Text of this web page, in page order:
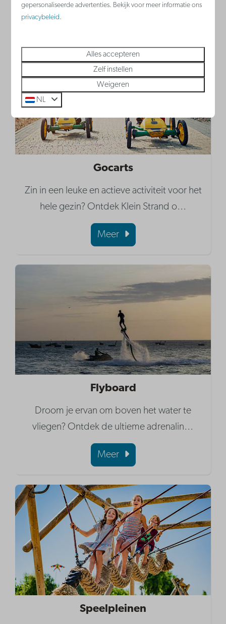
Gocarts
Zin in een leuke en actieve activiteit voor het
hele gezin? Ontdek Klein Strand o…
Meer
Flyboard
Droom je ervan om boven het water te
vliegen? Ontdek de ultieme adrenalin…
Meer
Speelpleinen
gepersonaliseerde advertenties. Bekijk voor meer informatie ons
privacybeleid.
Alles accepteren
Zelf instellen
Weigeren
NL